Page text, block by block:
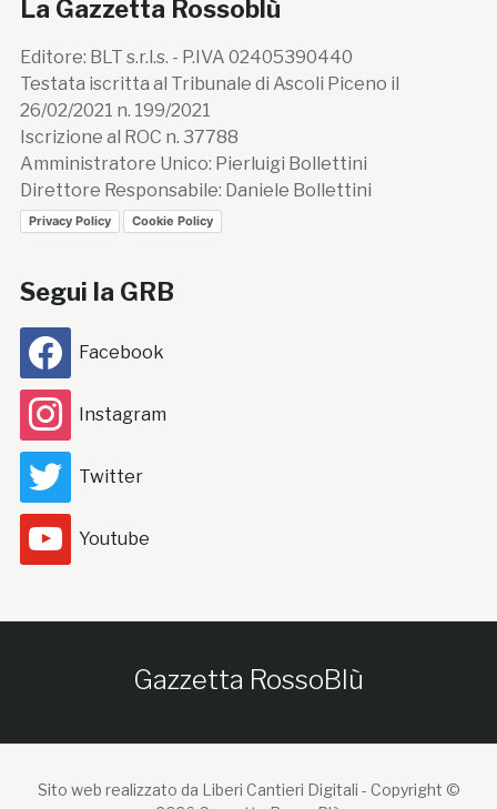
La Gazzetta Rossoblù
Editore: BLT s.r.l.s. - P.IVA 02405390440
Testata iscritta al Tribunale di Ascoli Piceno il
26/02/2021 n. 199/2021
Iscrizione al ROC n. 37788
Amministratore Unico: Pierluigi Bollettini
Direttore Responsabile: Daniele Bollettini
Privacy Policy Cookie Policy
Segui la GRB
Facebook
Instagram
Twitter
Youtube
Gazzetta RossoBlù
Sito web realizzato da Liberi Cantieri Digitali - Copyright ©